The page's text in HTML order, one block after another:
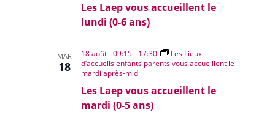
Les Laep vous accueillent le
lundi (0-6 ans)
MAR
18
Les Laep vous accueillent le
mardi (0-5 ans)
18 août - 09:15- 17:30
Les Lieux
d’accueils enfants parents vous accueillent le
mardi après-midi